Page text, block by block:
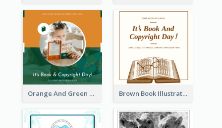
Orange And Green Photo Book And Copyright Day Instagram Post Brown Book Illustration Book And Copyright Day Instagram Post